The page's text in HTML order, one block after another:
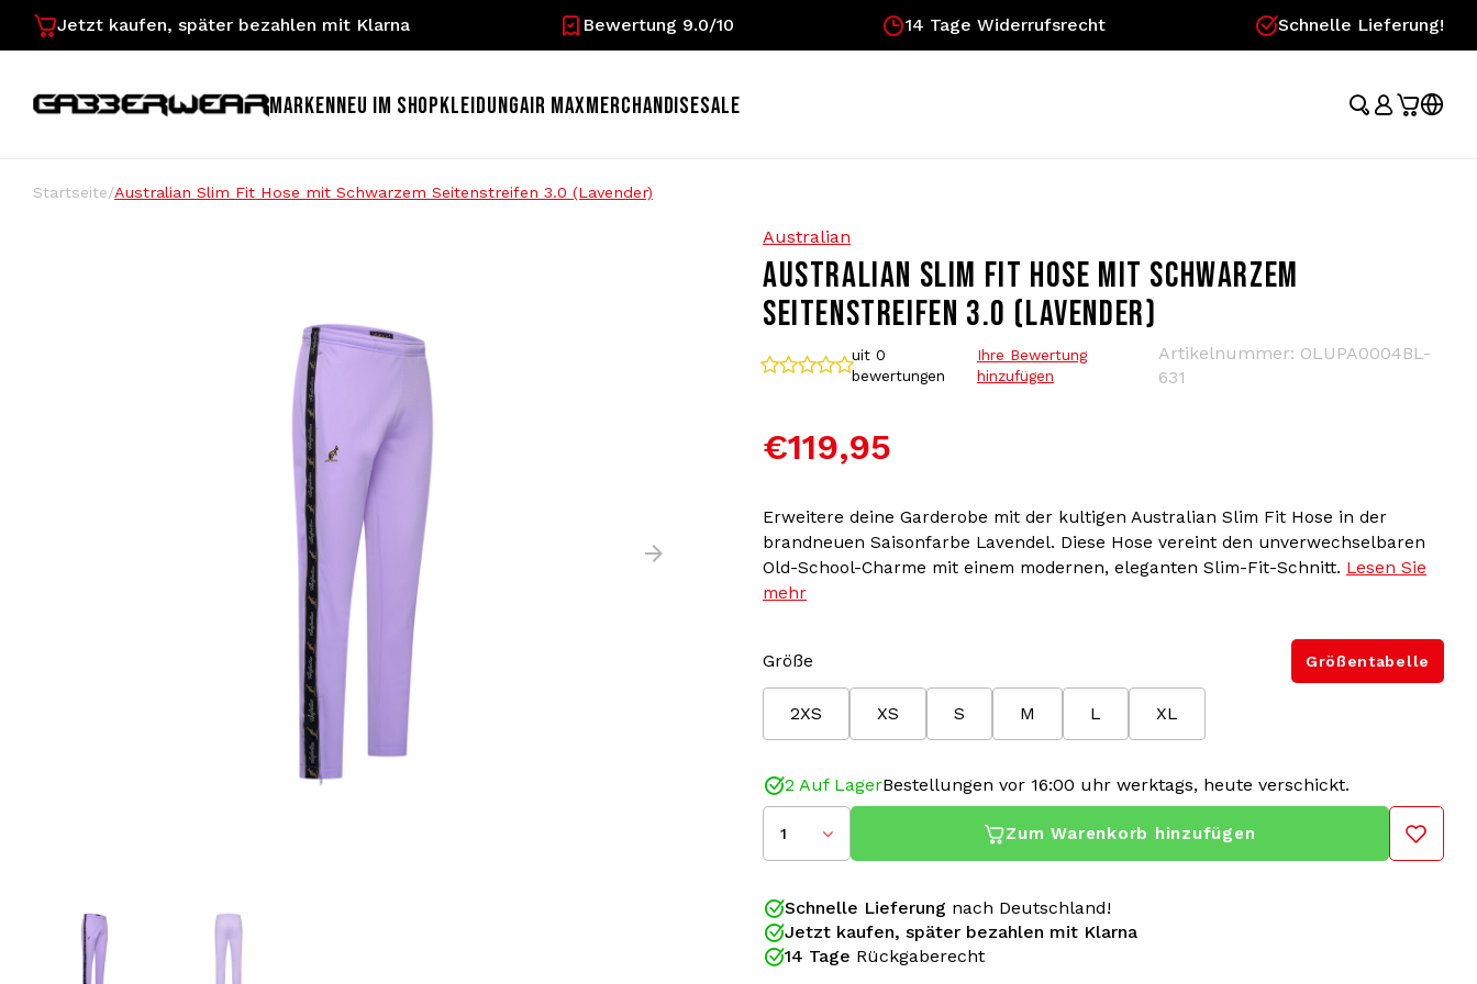
Jetzt kaufen, später bezahlen mit Klarna Bewertung 9.0/10 14 Tage Widerrufsrecht Schnelle Lieferung!
MARKENNEU IM SHOPKLEIDUNGAIR MAXMERCHANDISESALE
Startseite/Australian Slim Fit Hose mit Schwarzem Seitenstreifen 3.0 (Lavender)
Australian
AUSTRALIAN SLIM FIT HOSE MIT SCHWARZEM
SEITENSTREIFEN 3.0 (LAVENDER)
uit 0
bewertungen
Ihre Bewertung
hinzufügen
Artikelnummer: OLUPA0004BL-
631
€119,95
Erweitere deine Garderobe mit der kultigen Australian Slim Fit Hose in der
brandneuen Saisonfarbe Lavendel. Diese Hose vereint den unverwechselbaren
Old-School-Charme mit einem modernen, eleganten Slim-Fit-Schnitt. Lesen Sie
mehr
Größe Größentabelle
2XS XS S M L XL
2 Auf LagerBestellungen vor 16:00 uhr werktags, heute verschickt.
1 Zum Warenkorb hinzufügen
Schnelle Lieferung nach Deutschland!
Jetzt kaufen, später bezahlen mit Klarna
14 Tage Rückgaberecht